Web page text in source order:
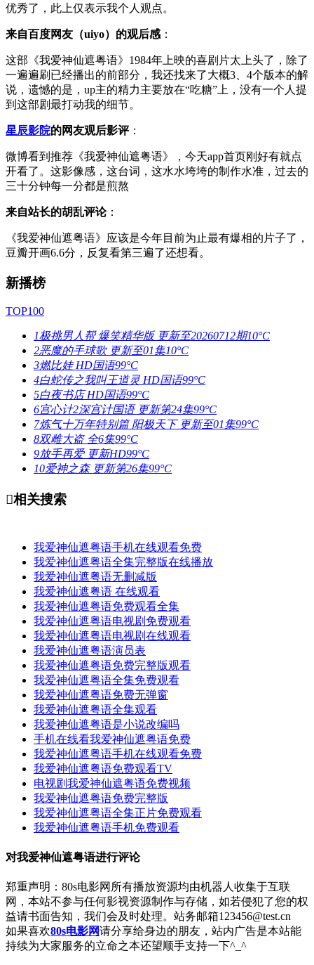
优秀了，此上仅表示我个人观点。
来自百度网友（uiyo）的观后感 ：
这部《我爱神仙遮粤语》1984年上映的喜剧片太上头了，除了
一遍遍刷已经播出的前部分，我还找来了大概3、4个版本的解
说，遗憾的是，up主的精力主要放在“吃糖”上，没有一个人提
到这部剧最打动我的细节。
星辰影院的网友观后影评：
微博看到推荐《我爱神仙遮粤语》，今天app首页刚好有就点
开看了。这影像感，这台词，这水水垮垮的制作水准，过去的
三十分钟每一分都是煎熬
来自站长的胡乱评论：
《我爱神仙遮粤语》应该是今年目前为止最有爆相的片子了，
豆瓣开画6.6分，反复看第三遍了还想看。
新播榜
TOP100
1极挑男人帮 爆笑精华版 更新至20260712期10°C
2恶魔的手球歌 更新至01集10°C
3燃比娃 HD国语99°C
4白蛇传之我叫王道灵 HD国语99°C
5白夜书店 HD国语99°C
6宫心计2深宫计国语 更新第24集99°C
7炼气十万年特别篇 阳极天下 更新至01集99°C
8双雌大盗 全6集99°C
9放手再爱 更新HD99°C
10爱神之森 更新第26集99°C
相关搜索
我爱神仙遮粤语手机在线观看免费
我爱神仙遮粤语全集完整版在线播放
我爱神仙遮粤语无删减版
我爱神仙遮粤语 在线观看
我爱神仙遮粤语免费观看全集
我爱神仙遮粤语电视剧免费观看
我爱神仙遮粤语电视剧在线观看
我爱神仙遮粤语演员表
我爱神仙遮粤语免费完整版观看
我爱神仙遮粤语全集免费观看
我爱神仙遮粤语免费无弹窗
我爱神仙遮粤语全集观看
我爱神仙遮粤语是小说改编吗
手机在线看我爱神仙遮粤语免费
我爱神仙遮粤语手机在线观看免费
我爱神仙遮粤语免费观看TV
电视剧我爱神仙遮粤语免费视频
我爱神仙遮粤语免费完整版
我爱神仙遮粤语全集正片免费观看
我爱神仙遮粤语手机免费观看
对我爱神仙遮粤语进行评论
郑重声明：80s电影网所有播放资源均由机器人收集于互联
网，本站不参与任何影视资源制作与存储，如若侵犯了您的权
益请书面告知，我们会及时处理。站务邮箱123456@test.cn
如果喜欢80s电影网请分享给身边的朋友，站内广告是本站能
持续为大家服务的立命之本还望顺手支持一下^_^